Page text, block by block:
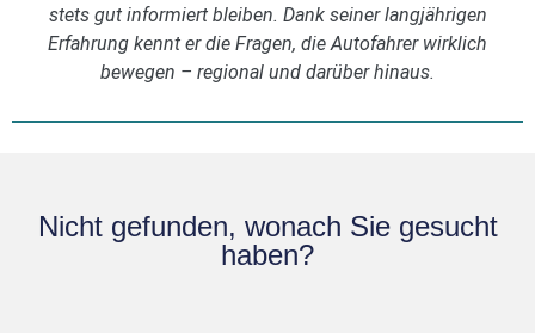
stets gut informiert bleiben. Dank seiner langjährigen
Erfahrung kennt er die Fragen, die Autofahrer wirklich
bewegen – regional und darüber hinaus.
Nicht gefunden, wonach Sie gesucht
haben?